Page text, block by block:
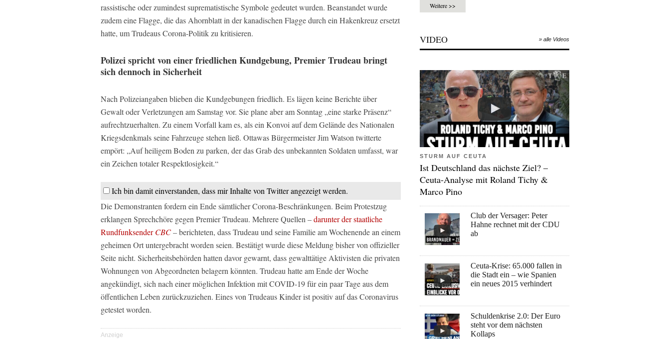
rassistische oder zumindest suprematistische Symbole gedeutet wurden. Beanstandet wurde
zudem eine Flagge, die das Ahornblatt in der kanadischen Flagge durch ein Hakenkreuz ersetzt
hatte, um Trudeaus Corona-Politik zu kritisieren.
Polizei spricht von einer friedlichen Kundgebung, Premier Trudeau bringt
sich dennoch in Sicherheit
Nach Polizeiangaben blieben die Kundgebungen friedlich. Es lägen keine Berichte über
Gewalt oder Verletzungen am Samstag vor. Sie plane aber am Sonntag „eine starke Präsenz“
aufrechtzuerhalten. Zu einem Vorfall kam es, als ein Konvoi auf dem Gelände des Nationalen
Kriegsdenkmals seine Fahrzeuge stehen ließ. Ottawas Bürgermeister Jim Watson twitterte
empört: „Auf heiligem Boden zu parken, der das Grab des unbekannten Soldaten umfasst, war
ein Zeichen totaler Respektlosigkeit.“
Ich bin damit einverstanden, dass mir Inhalte von Twitter angezeigt werden.
Die Demonstranten fordern ein Ende sämtlicher Corona-Beschränkungen. Beim Protestzug
erklangen Sprechchöre gegen Premier Trudeau. Mehrere Quellen –darunter der staatliche
RundfunksenderCBC– berichteten, dass Trudeau und seine Familie am Wochenende an einem
geheimen Ort untergebracht worden seien. Bestätigt wurde diese Meldung bisher von offizieller
Seite nicht. Sicherheitsbehörden hatten davor gewarnt, dass gewalttätige Aktivisten die privaten
Wohnungen von Abgeordneten belagern könnten. Trudeau hatte am Ende der Woche
angekündigt, sich nach einer möglichen Infektion mit COVID-19 für ein paar Tage aus dem
öffentlichen Leben zurückzuziehen. Eines von Trudeaus Kinder ist positiv auf das Coronavirus
getestet worden.
Anzeige
Weitere >>
VIDEO » alle Videos
STURM AUF CEUTA
Ist Deutschland das nächste Ziel? –
Ceuta-Analyse mit Roland Tichy &
Marco Pino
Club der Versager: Peter
Hahne rechnet mit der CDU
ab
Ceuta-Krise: 65.000 fallen in
die Stadt ein – wie Spanien
ein neues 2015 verhindert
Schuldenkrise 2.0: Der Euro
steht vor dem nächsten
Kollaps